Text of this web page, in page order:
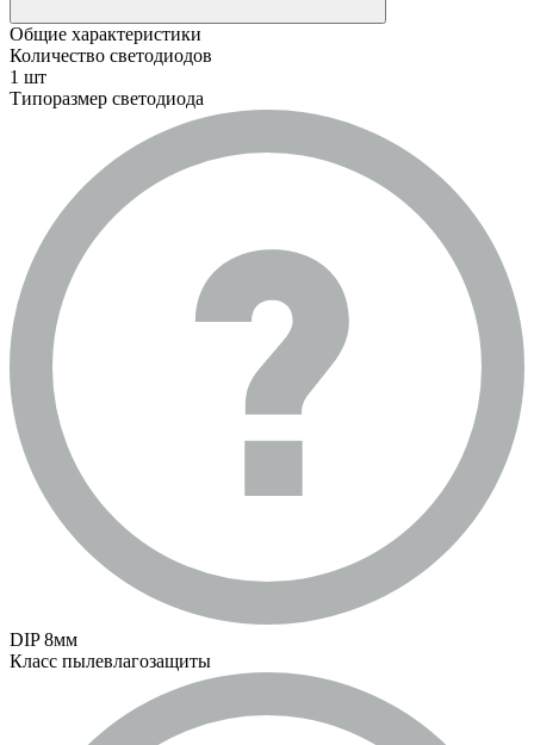
Общие характеристики
Количество светодиодов
1 шт
Типоразмер светодиода
DIP 8мм
Класс пылевлагозащиты